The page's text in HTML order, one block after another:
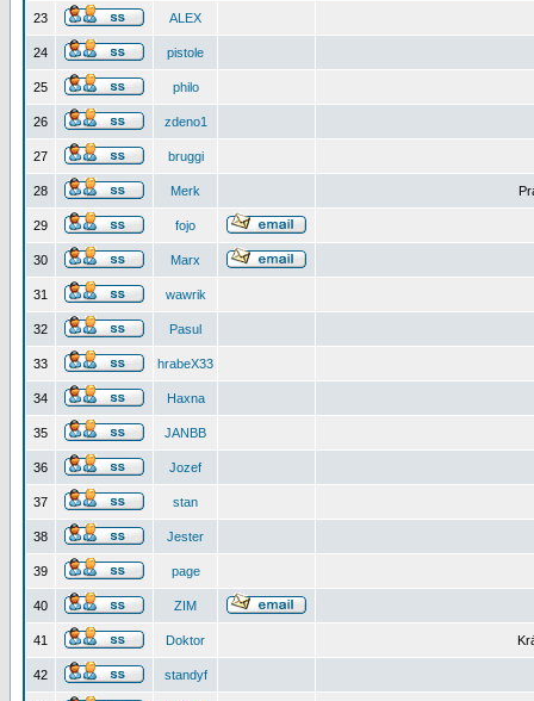
23 ALEX
24 pistole
25 philo
26 zdeno1
27 bruggi
28 Merk
29 fojo
30 Marx
31 wawrik
32 Pasul
33 hrabeX33
34 Haxna
35 JANBB
36 Jozef
37 stan
38 Jester
39 page
40 ZIM
41 Doktor
42 standyf